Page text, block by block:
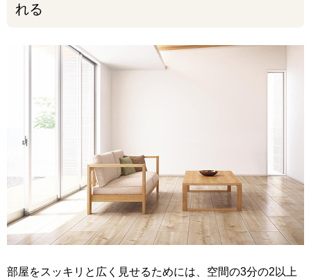
れる
部屋をスッキリと広く見せるためには、空間の3分の2以上